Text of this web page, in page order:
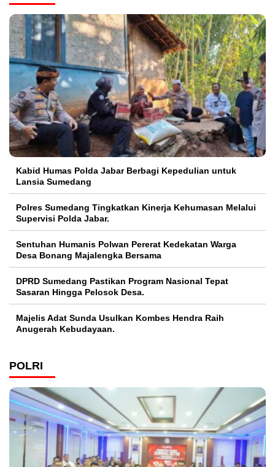
Kabid Humas Polda Jabar Berbagi Kepedulian untuk
Lansia Sumedang
Polres Sumedang Tingkatkan Kinerja Kehumasan Melalui
Supervisi Polda Jabar.
Sentuhan Humanis Polwan Pererat Kedekatan Warga
Desa Bonang Majalengka Bersama
DPRD Sumedang Pastikan Program Nasional Tepat
Sasaran Hingga Pelosok Desa.
Majelis Adat Sunda Usulkan Kombes Hendra Raih
Anugerah Kebudayaan.
POLRI